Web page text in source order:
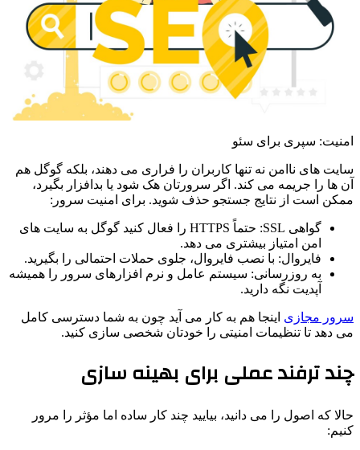
امنیت: سپری برای سئو
سایت های ناامن نه تنها کاربران را فراری می دهند، بلکه گوگل هم
آن ها را جریمه می کند. اگر سرورتان هک شود یا بدافزار بگیرد،
ممکن است از نتایج جستجو حذف شوید. برای امنیت سرور:
گواهی SSL: حتماً HTTPS را فعال کنید گوگل به سایت های
امن امتیاز بیشتری می دهد.
فایروال: با نصب فایروال، جلوی حملات احتمالی را بگیرید.
به روزرسانی: سیستم عامل و نرم افزارهای سرور را همیشه
آپدیت نگه دارید.
سرور مجازی اینجا هم به کار می آید چون به شما دسترسی کامل
می دهد تا تنظیمات امنیتی را خودتان شخصی سازی کنید.
چند ترفند عملی برای بهینه سازی
حالا که اصول را می دانید، بیایید چند کار ساده اما مؤثر را مرور
کنیم: